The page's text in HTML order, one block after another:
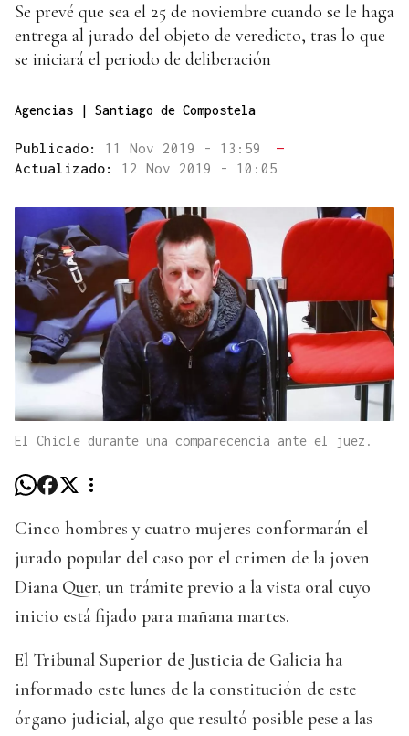
Se prevé que sea el 25 de noviembre cuando se le haga
entrega al jurado del objeto de veredicto, tras lo que
se iniciará el periodo de deliberación
Agencias | Santiago de Compostela
Publicado: 11 Nov 2019 - 13:59
—
Actualizado: 12 Nov 2019 - 10:05
El Chicle durante una comparecencia ante el juez.
Cinco hombres y cuatro mujeres conformarán el
jurado popular del caso por el crimen de la joven
Diana Quer, un trámite previo a la vista oral cuyo
inicio está fijado para mañana martes.
El Tribunal Superior de Justicia de Galicia ha
informado este lunes de la constitución de este
órgano judicial, algo que resultó posible pese a las